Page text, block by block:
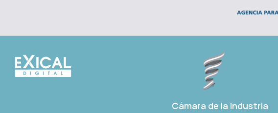
Cámara de la Industria